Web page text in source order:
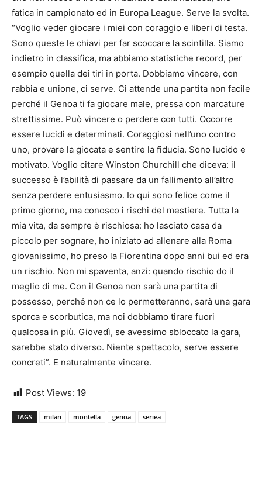
fatica in campionato ed in Europa League. Serve la svolta.
“Voglio veder giocare i miei con coraggio e liberi di testa.
Sono queste le chiavi per far scoccare la scintilla. Siamo
indietro in classifica, ma abbiamo statistiche record, per
esempio quella dei tiri in porta. Dobbiamo vincere, con
rabbia e unione, ci serve. Ci attende una partita non facile
perché il Genoa ti fa giocare male, pressa con marcature
strettissime. Può vincere o perdere con tutti. Occorre
essere lucidi e determinati. Coraggiosi nell’uno contro
uno, provare la giocata e sentire la fiducia. Sono lucido e
motivato. Voglio citare Winston Churchill che diceva: il
successo è l’abilità di passare da un fallimento all’altro
senza perdere entusiasmo. Io qui sono felice come il
primo giorno, ma conosco i rischi del mestiere. Tutta la
mia vita, da sempre è rischiosa: ho lasciato casa da
piccolo per sognare, ho iniziato ad allenare alla Roma
giovanissimo, ho preso la Fiorentina dopo anni bui ed era
un rischio. Non mi spaventa, anzi: quando rischio do il
meglio di me. Con il Genoa non sarà una partita di
possesso, perché non ce lo permetteranno, sarà una gara
sporca e scorbutica, ma noi dobbiamo tirare fuori
qualcosa in più. Giovedì, se avessimo sbloccato la gara,
sarebbe stato diverso. Niente spettacolo, serve essere
concreti”. E naturalmente vincere.
Post Views: 19
TAGS milan montella genoa seriea